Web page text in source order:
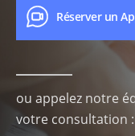
Réserver un
ou appelez notre
votre consultation :